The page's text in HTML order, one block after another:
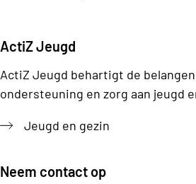
ActiZ Jeugd
ActiZ Jeugd behartigt de
ondersteuning en zorg aan jeugd
Jeugd en gezin
Neem contact op